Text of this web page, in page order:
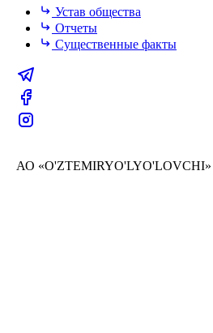
Устав общества
Отчеты
Существенные факты
АО «O'ZTEMIRYO'LYO'LOVCHI»